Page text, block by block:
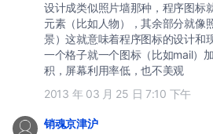
设计成类似照片墙那种，程序图标
元素（比如人物），其余部分就像
景）这就意味着程序图标的设计和
一个格子就一个图标（比如mail）
积，屏幕利用率低，也不美观
2013 年 03 月 25 日 7:10 下午
销魂京津沪